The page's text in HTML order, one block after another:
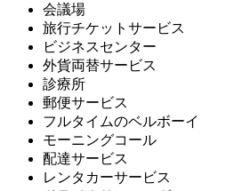
会議場
旅行チケットサービス
ビジネスセンター
外貨両替サービス
診療所
郵便サービス
フルタイムのベルボーイ
モーニングコール
配達サービス
レンタカーサービス